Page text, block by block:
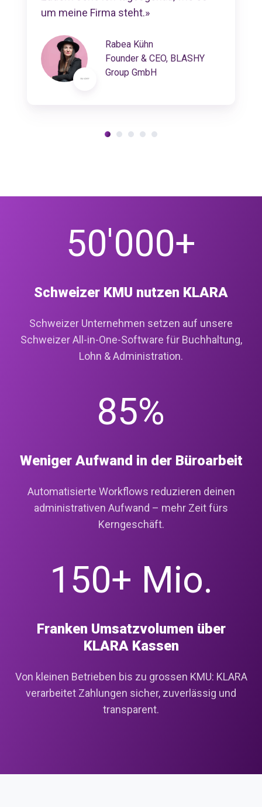
um meine Firma steht.»
Rabea Kühn
Founder & CEO, BLASHY
Group GmbH
50'000+
Schweizer KMU nutzen KLARA
Schweizer Unternehmen setzen auf unsere
Schweizer All-in-One-Software für Buchhaltung,
Lohn & Administration.
85%
Weniger Aufwand in der Büroarbeit
Automatisierte Workflows reduzieren deinen
administrativen Aufwand – mehr Zeit fürs
Kerngeschäft.
150+ Mio.
Franken Umsatzvolumen über
KLARA Kassen
Von kleinen Betrieben bis zu grossen KMU: KLARA
verarbeitet Zahlungen sicher, zuverlässig und
transparent.